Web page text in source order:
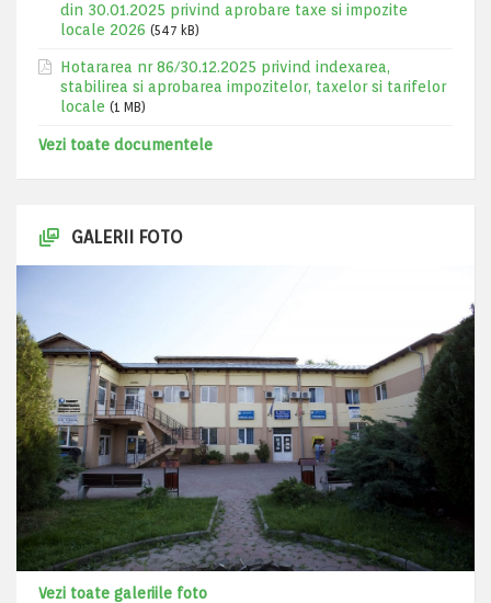
din 30.01.2025 privind aprobare taxe si impozite
locale 2026 (547 kB)
Hotararea nr 86/30.12.2025 privind indexarea,
stabilirea si aprobarea impozitelor, taxelor si tarifelor
locale (1 MB)
Vezi toate documentele
GALERII FOTO
Vezi toate galeriile foto